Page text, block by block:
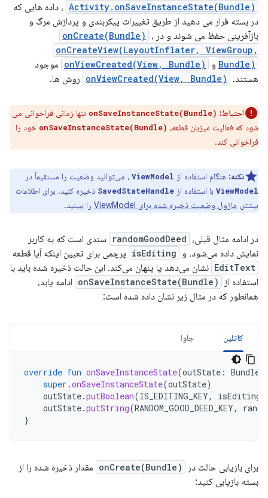
Activity.onSaveInstanceState(Bundle) ، داده هایی که
در بسته قرار می دهید از طریق تغییرات پیکربندی و پردازش مرگ و
بازآفرینی حفظ می شوند و در
onCreate(Bundle) ،
onCreateView(LayoutInflater, ViewGroup,
Bundle) و onViewCreated(View, Bundle) موجود
هستند.
onViewCreated(View, Bundle) روش ها.
احتیاط: onSaveInstanceState(Bundle) تنها زمانی فراخوانی می
شود که فعالیت میزبان قطعه، onSaveInstanceState(Bundle) خود را
فراخوانی کند.
نکته: هنگام استفاده از ViewModel ، می‌توانید وضعیت را مستقیماً در
ViewModel با استفاده از SavedStateHandle ذخیره کنید. برای اطلاعات
بیشتر، ماژول وضعیت ذخیره شده برای ViewModel را ببینید.
در ادامه مثال قبلی، randomGoodDeed
سندی است که به کاربر
نمایش داده می‌شود، و
isEditing پرچمی برای تعیین اینکه آیا قطعه
EditText نشان می‌دهد یا پنهان می‌کند. این حالت ذخیره شده باید با
استفاده از
onSaveInstanceState(Bundle) ادامه یابد،
همانطور که در مثال زیر نشان داده شده است:
کاتلین جاوا
override fun onSaveInstanceState(outState : Bundle
super .onSaveInstanceState(outState)
outState.putBoolean(IS_EDITING_KEY, isEditing
outState.putString(RANDOM_GOOD_DEED_KEY,
}
برای بازیابی حالت در onCreate(Bundle) مقدار ذخیره شده را از
بسته بازیابی کنید: